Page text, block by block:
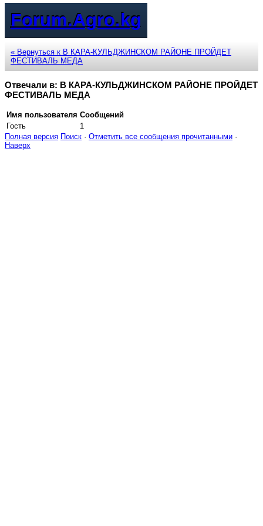
Forum.Agro.kg
« Вернуться к В КАРА-КУЛЬДЖИНСКОМ РАЙОНЕ ПРОЙДЕТ
ФЕСТИВАЛЬ МЕДА
Отвечали в: В КАРА-КУЛЬДЖИНСКОМ РАЙОНЕ ПРОЙДЕТ
ФЕСТИВАЛЬ МЕДА
Имя пользователя Сообщений
Гость
1
Полная версия Поиск · Отметить все сообщения прочитанными ·
Наверх